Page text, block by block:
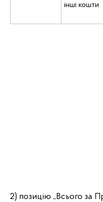
інші кошти
2) позицію „Всього за